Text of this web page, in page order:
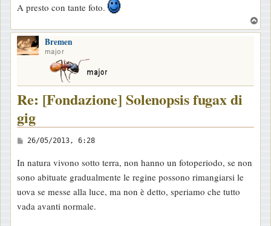
A presto con tante foto.
o
Bremen
major
Re: [Fondazione] Solenopsis fugax di
gig
M
s
s
a
g
26/05/2013, 6:28
In natura vivono sotto terra, non hanno un fotoperiodo, se non
sono abituate gradualmente le regine possono rimangiarsi le
uova se messe alla luce, ma non è detto, speriamo che tutto
vada avanti normale.